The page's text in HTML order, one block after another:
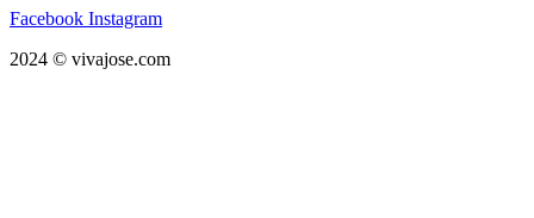
Facebook Instagram
2024 © vivajose.com